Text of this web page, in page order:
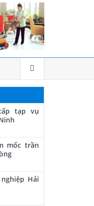
tạp vụ
mốc trần
Hải